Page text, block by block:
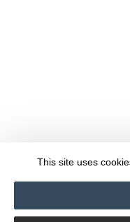
This site uses